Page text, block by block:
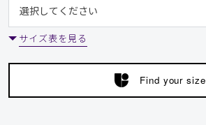
サイズ表を見る
Find your size